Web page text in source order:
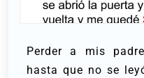
Perder a mis
hasta que no se